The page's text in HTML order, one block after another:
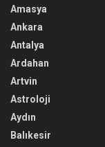
Amasya
Ankara
Antalya
Ardahan
Artvin
Astroloji
Aydın
Balıkesir